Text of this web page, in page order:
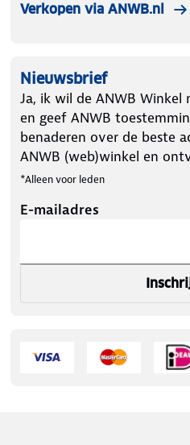
Verkopen via ANWB.nl
Nieuwsbrief
Ja, ik wil de ANWB
en geef ANWB
benaderen over de beste
ANWB (web)winkel en
*Alleen voor leden
E-mailadres